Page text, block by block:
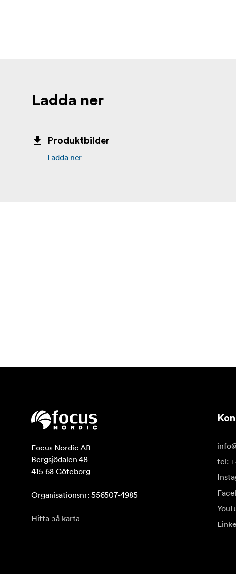
Ladda ner
Produktbilder
Ladda ner
Focus Nordic AB
Bergsjödalen 48
415 68 Göteborg
Organisationsnr: 556507-4985
Hitta på karta
tel: